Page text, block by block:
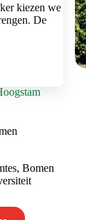
kiezen we
De
,Bomen